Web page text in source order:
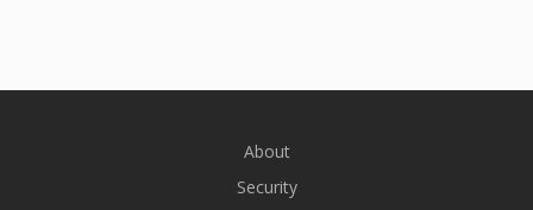
About
Security